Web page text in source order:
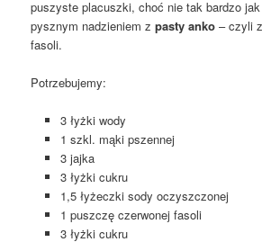
puszyste placuszki, choć nie tak bardzo
pysznym nadzieniem zpasty anko – czyli
fasoli.
Potrzebujemy:
3 łyżki wody
1 szkl. mąki pszennej
3 jajka
3 łyżki cukru
1,5 łyżeczki sody oczyszczonej
1 puszczę czerwonej fasoli
3 łyżki cukru